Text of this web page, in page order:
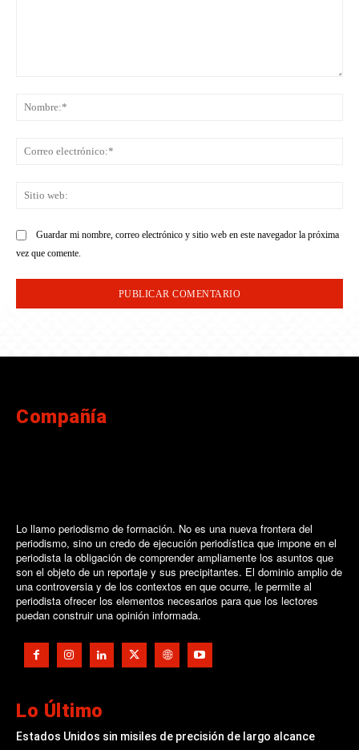
Guardar mi nombre, correo electrónico y sitio web en este navegador la próxima
vez que comente.
Compañía
Lo llamo periodismo de formación. No es una nueva frontera del
periodismo, sino un credo de ejecución periodística que impone en el
periodista la obligación de comprender ampliamente los asuntos que
son el objeto de un reportaje y sus precipitantes. El dominio amplio de
una controversia y de los contextos en que ocurre, le permite al
periodista ofrecer los elementos necesarios para que los lectores
puedan construir una opinión informada.
Lo Último
Estados Unidos sin misiles de precisión de largo alcance